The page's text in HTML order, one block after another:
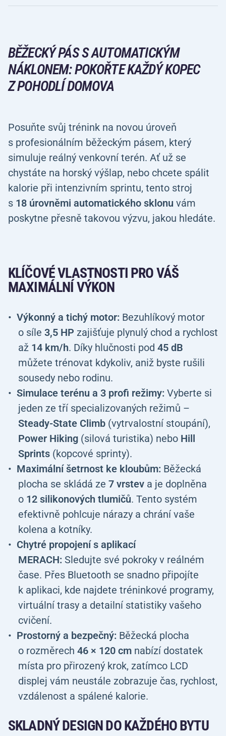
BĚŽECKÝ PÁS S AUTOMATICKÝM
NÁKLONEM: POKOŘTE KAŽDÝ KOPEC
Z POHODLÍ DOMOVA
Posuňte svůj trénink na novou úroveň
s profesionálním běžeckým pásem, který
simuluje reálný venkovní terén. Ať už se
chystáte na horský výšlap, nebo chcete spálit
kalorie při intenzivním sprintu, tento stroj
s 18 úrovněmi automatického sklonu vám
poskytne přesně takovou výzvu, jakou hledáte.
KLÍČOVÉ VLASTNOSTI PRO VÁŠ
MAXIMÁLNÍ VÝKON
Výkonný a tichý motor: Bezuhlíkový motor
o síle 3,5 HP zajišťuje plynulý chod a rychlost
až 14 km/h. Díky hlučnosti pod 45 dB
můžete trénovat kdykoliv, aniž byste rušili
sousedy nebo rodinu.
Simulace terénu a 3 profi režimy: Vyberte si
jeden ze tří specializovaných režimů –
Steady-State Climb (vytrvalostní stoupání),
Power Hiking (silová turistika) nebo Hill
Sprints (kopcové sprinty).
Maximální šetrnost ke kloubům: Běžecká
plocha se skládá ze 7 vrstev a je doplněna
o 12 silikonových tlumičů. Tento systém
efektivně pohlcuje nárazy a chrání vaše
kolena a kotníky.
Chytré propojení s aplikací
MERACH: Sledujte své pokroky v reálném
čase. Přes Bluetooth se snadno připojíte
k aplikaci, kde najdete tréninkové programy,
virtuální trasy a detailní statistiky vašeho
cvičení.
Prostorný a bezpečný: Běžecká plocha
o rozměrech 46 × 120 cm nabízí dostatek
místa pro přirozený krok, zatímco LCD
displej vám neustále zobrazuje čas, rychlost,
vzdálenost a spálené kalorie.
SKLADNÝ DESIGN DO KAŽDÉHO BYTU